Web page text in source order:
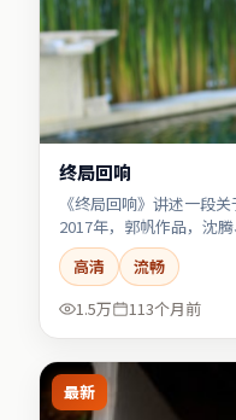
终局回响
《终局回响》讲述一段
2017年，郭帆作品，沈
高清
流畅
1.5万
113个月前
最新